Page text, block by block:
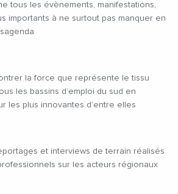
tous les évènements, manifestations,
importants à ne surtout pas manquer en
la force que représente le tissu
les bassins d’emploi du sud en
les plus innovantes d’entre elles
et interviews de terrain réalisés
sur les acteurs régionaux